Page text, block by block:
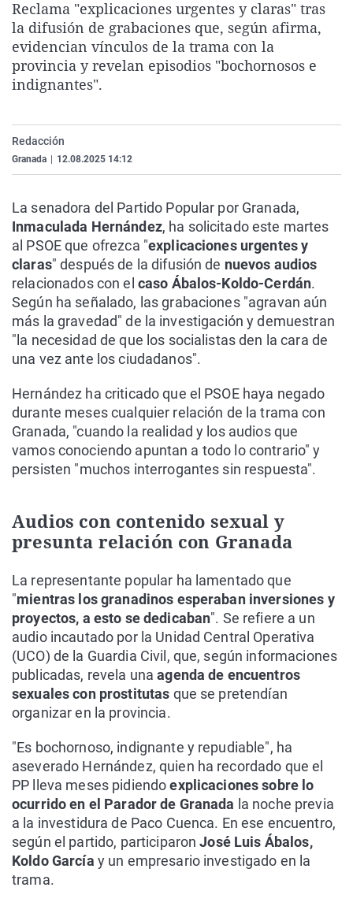
La rosa de los vientos
Gente viajera
Como el perro y el
Caso
Retornados
Equipo de
Extremadura
Galicia
La Rioja
País Vasco
Virales
Televisión
Elecciones
Reclama "explicaciones urgentes y claras" tras
la difusión de grabaciones que, según afirma,
evidencian vínculos de la trama con la
provincia y revelan episodios "bochornosos e
indignantes".
Redacción
Granada 12.08.2025 14:12
La senadora del Partido Popular por Granada,
Inmaculada Hernández, ha solicitado este martes
al PSOE que ofrezca "explicaciones urgentes y
claras" después de la difusión de nuevos audios
relacionados con el caso Ábalos-Koldo-Cerdán.
Según ha señalado, las grabaciones "agravan aún
más la gravedad" de la investigación y demuestran
"la necesidad de que los socialistas den la cara de
una vez ante los ciudadanos".
Hernández ha criticado que el PSOE haya negado
durante meses cualquier relación de la trama con
Granada, "cuando la realidad y los audios que
vamos conociendo apuntan a todo lo contrario" y
persisten "muchos interrogantes sin respuesta".
Audios con contenido sexual y
presunta relación con Granada
La representante popular ha lamentado que
"mientras los granadinos esperaban inversiones y
proyectos, a esto se dedicaban". Se refiere a un
audio incautado por la Unidad Central Operativa
(UCO) de la Guardia Civil, que, según informaciones
publicadas, revela unaagenda de encuentros
sexuales con prostitutas que se pretendían
organizar en la provincia.
"Es bochornoso, indignante y repudiable", ha
aseverado Hernández, quien ha recordado que el
PP lleva meses pidiendoexplicaciones sobre lo
ocurrido en el Parador de Granada la noche previa
a la investidura de Paco Cuenca. En ese encuentro,
según el partido, participaronJosé Luis Ábalos,
Koldo García y un empresario investigado en la
trama.